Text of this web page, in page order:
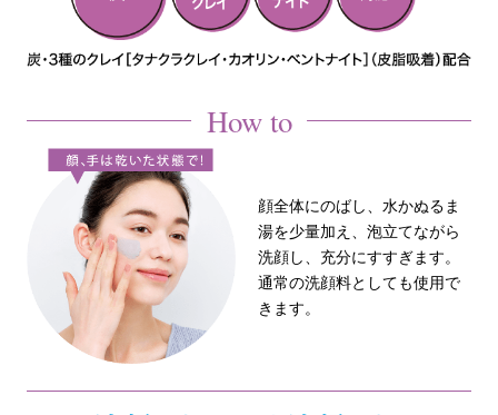
How to
顔全体にのばし、水かぬるま
湯を少量加え、泡立てながら
洗顔し、充分にすすぎます。
通常の洗顔料としても使用で
きます。